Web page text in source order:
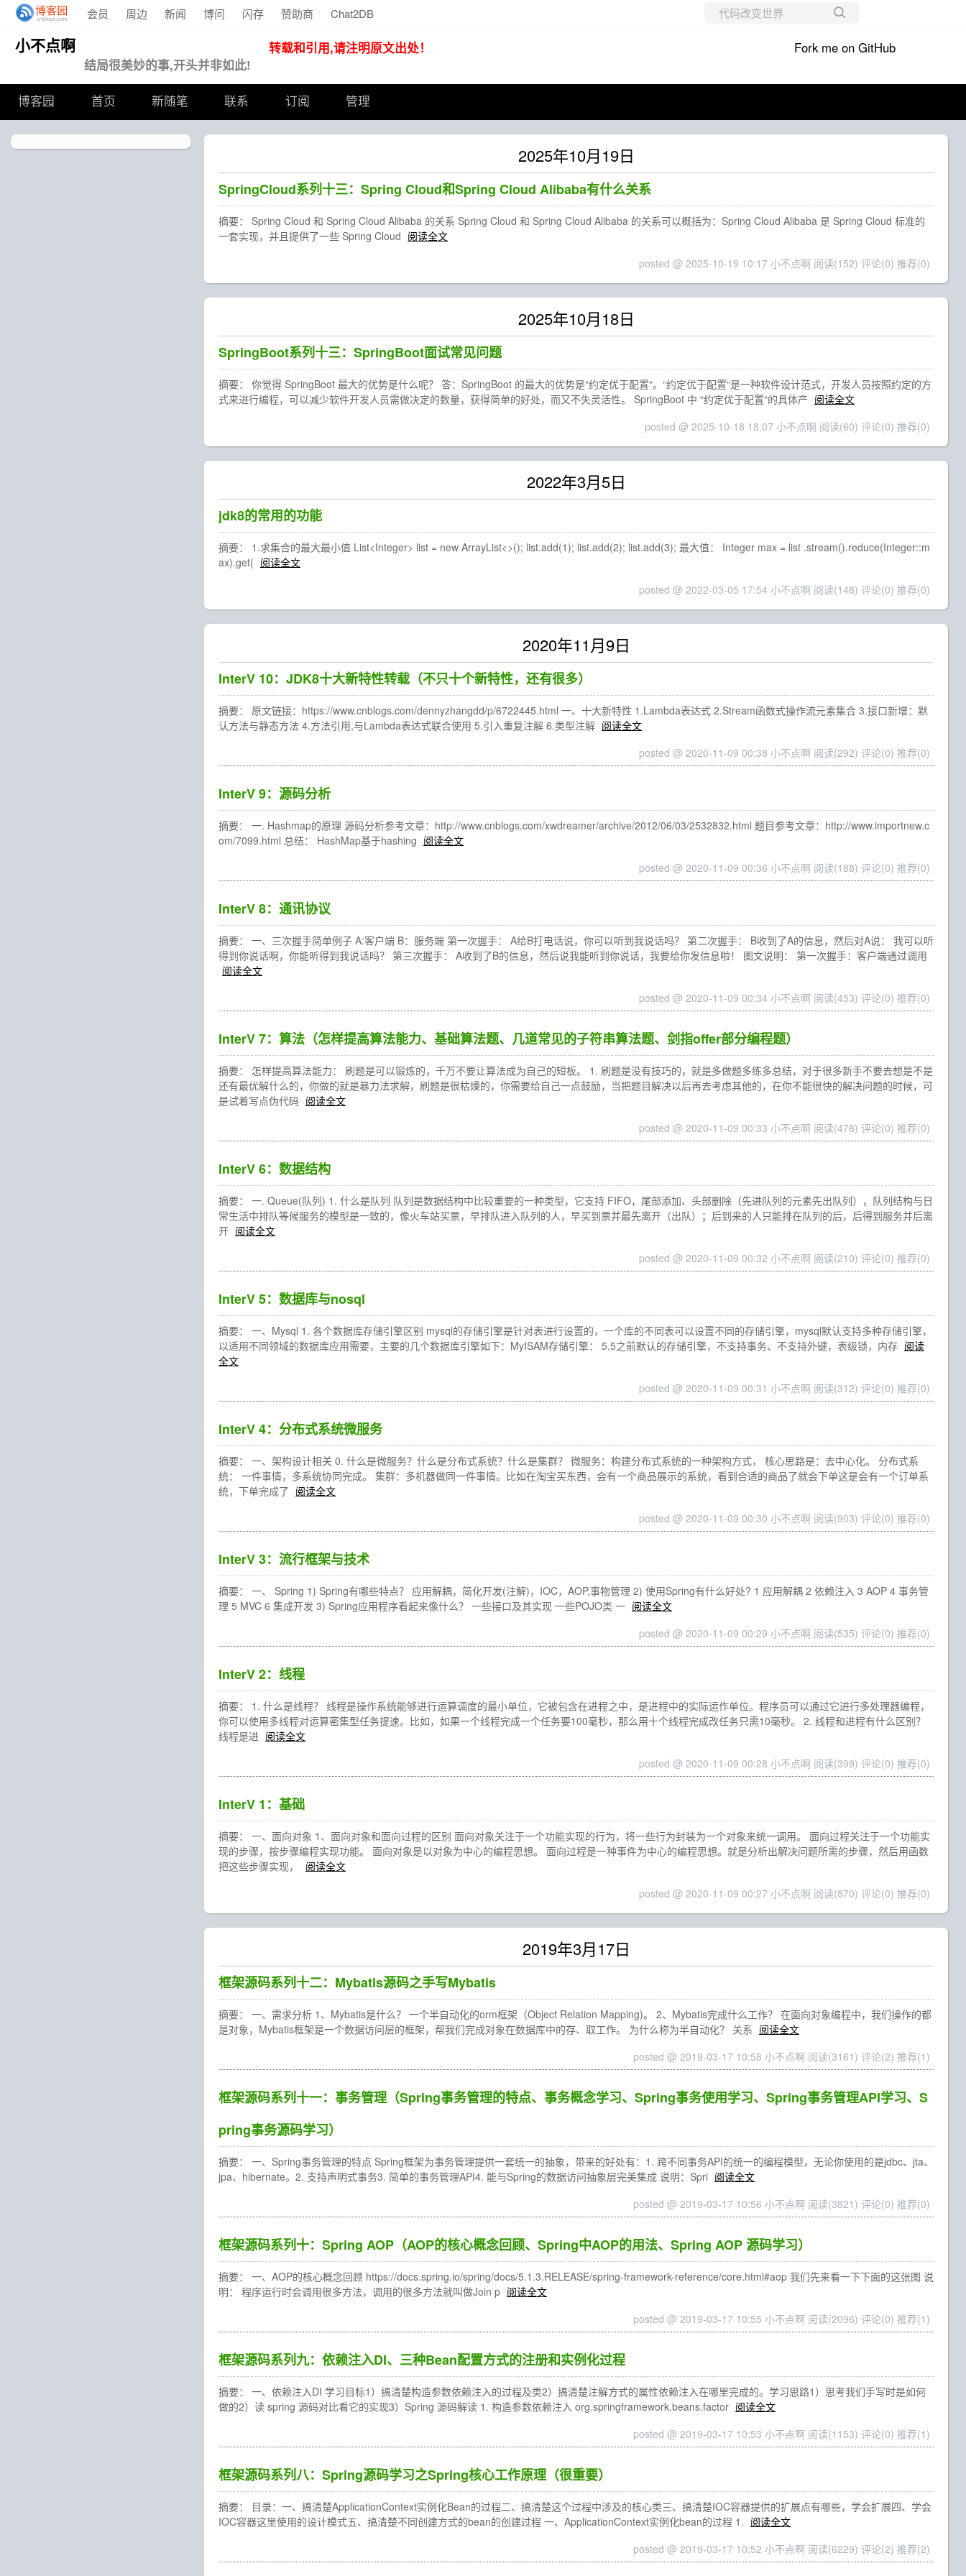
会员 周边 新闻 博问 闪存 赞助商 Chat2DB
转载和引用,请注明原文出处！
Fork me on GitHub
结局很美妙的事,开头并非如此!
小不点啊
博客园 首页 新随笔 联系 订阅 管理
2025年10月19日
SpringCloud系列十三：Spring Cloud和Spring Cloud Alibaba有什么关系
摘要： Spring Cloud 和 Spring Cloud Alibaba 的关系 Spring Cloud 和 Spring Cloud Alibaba 的关系可以概括为：Spring Cloud Alibaba 是 Spring Cloud 标准的
一套实现，并且提供了一些 Spring Cloud 阅读全文
posted @ 2025-10-19 10:17 小不点啊 阅读(152) 评论(0) 推荐(0)
2025年10月18日
SpringBoot系列十三：SpringBoot面试常见问题
摘要： 你觉得 SpringBoot 最大的优势是什么呢？ 答：SpringBoot 的最大的优势是“约定优于配置“。“约定优于配置“是一种软件设计范式，开发人员按照约定的方
式来进行编程，可以减少软件开发人员需做决定的数量，获得简单的好处，而又不失灵活性。 SpringBoot 中 “约定优于配置“的具体产 阅读全文
posted @ 2025-10-18 18:07 小不点啊 阅读(60) 评论(0) 推荐(0)
2022年3月5日
jdk8的常用的功能
摘要： 1.求集合的最大最小值 List<Integer> list = new ArrayList<>(); list.add(1); list.add(2); list.add(3); 最大值： Integer max = list .stream().reduce(Integer::m
ax).get( 阅读全文
posted @ 2022-03-05 17:54 小不点啊 阅读(148) 评论(0) 推荐(0)
2020年11月9日
InterV 10：JDK8十大新特性转载（不只十个新特性，还有很多）
摘要： 原文链接：https://www.cnblogs.com/dennyzhangdd/p/6722445.html 一、十大新特性 1.Lambda表达式 2.Stream函数式操作流元素集合 3.接口新增：默
认方法与静态方法 4.方法引用,与Lambda表达式联合使用 5.引入重复注解 6.类型注解 阅读全文
posted @ 2020-11-09 00:38 小不点啊 阅读(292) 评论(0) 推荐(0)
InterV 9：源码分析
摘要： 一. Hashmap的原理 源码分析参考文章：http://www.cnblogs.com/xwdreamer/archive/2012/06/03/2532832.html 题目参考文章：http://www.importnew.c
om/7099.html 总结： HashMap基于hashing 阅读全文
posted @ 2020-11-09 00:36 小不点啊 阅读(188) 评论(0) 推荐(0)
InterV 8：通讯协议
摘要： 一、三次握手简单例子 A:客户端 B：服务端 第一次握手： A给B打电话说，你可以听到我说话吗？ 第二次握手： B收到了A的信息，然后对A说： 我可以听
得到你说话啊，你能听得到我说话吗？ 第三次握手： A收到了B的信息，然后说我能听到你说话，我要给你发信息啦！ 图文说明： 第一次握手：客户端通过调用
阅读全文
posted @ 2020-11-09 00:34 小不点啊 阅读(453) 评论(0) 推荐(0)
InterV 7：算法（怎样提高算法能力、基础算法题、几道常见的子符串算法题、剑指offer部分编程题）
摘要： 怎样提高算法能力： 刷题是可以锻炼的，千万不要让算法成为自己的短板。 1. 刷题是没有技巧的，就是多做题多练多总结，对于很多新手不要去想是不是
还有最优解什么的，你做的就是暴力法求解，刷题是很枯燥的，你需要给自己一点鼓励，当把题目解决以后再去考虑其他的，在你不能很快的解决问题的时候，可
是试着写点伪代码 阅读全文
posted @ 2020-11-09 00:33 小不点啊 阅读(478) 评论(0) 推荐(0)
InterV 6：数据结构
摘要： 一. Queue(队列) 1. 什么是队列 队列是数据结构中比较重要的一种类型，它支持 FIFO，尾部添加、头部删除（先进队列的元素先出队列），队列结构与日
常生活中排队等候服务的模型是一致的，像火车站买票，早排队进入队列的人，早买到票并最先离开（出队）；后到来的人只能排在队列的后，后得到服务并后离
开 阅读全文
posted @ 2020-11-09 00:32 小不点啊 阅读(210) 评论(0) 推荐(0)
InterV 5：数据库与nosql
摘要： 一、Mysql 1. 各个数据库存储引擎区别 mysql的存储引擎是针对表进行设置的，一个库的不同表可以设置不同的存储引擎，mysql默认支持多种存储引擎，
以适用不同领域的数据库应用需要，主要的几个数据库引擎如下：MyISAM存储引擎： 5.5之前默认的存储引擎，不支持事务、不支持外键，表级锁，内存 阅读
全文
posted @ 2020-11-09 00:31 小不点啊 阅读(312) 评论(0) 推荐(0)
InterV 4：分布式系统微服务
摘要： 一、架构设计相关 0. 什么是微服务？什么是分布式系统？什么是集群？ 微服务：构建分布式系统的一种架构方式， 核心思路是：去中心化。 分布式系
统： 一件事情，多系统协同完成。 集群：多机器做同一件事情。比如在淘宝买东西，会有一个商品展示的系统，看到合适的商品了就会下单这是会有一个订单系
统，下单完成了 阅读全文
posted @ 2020-11-09 00:30 小不点啊 阅读(903) 评论(0) 推荐(0)
InterV 3：流行框架与技术
摘要： 一、 Spring 1) Spring有哪些特点？ 应用解耦，简化开发(注解)，IOC，AOP,事物管理 2) 使用Spring有什么好处? 1 应用解耦 2 依赖注入 3 AOP 4 事务管
理 5 MVC 6 集成开发 3) Spring应用程序看起来像什么？ 一些接口及其实现 一些POJO类 一 阅读全文
posted @ 2020-11-09 00:29 小不点啊 阅读(535) 评论(0) 推荐(0)
InterV 2：线程
摘要： 1. 什么是线程？ 线程是操作系统能够进行运算调度的最小单位，它被包含在进程之中，是进程中的实际运作单位。程序员可以通过它进行多处理器编程，
你可以使用多线程对运算密集型任务提速。比如，如果一个线程完成一个任务要100毫秒，那么用十个线程完成改任务只需10毫秒。 2. 线程和进程有什么区别？
线程是进 阅读全文
posted @ 2020-11-09 00:28 小不点啊 阅读(399) 评论(0) 推荐(0)
InterV 1：基础
摘要： 一、面向对象 1、面向对象和面向过程的区别 面向对象关注于一个功能实现的行为，将一些行为封装为一个对象来统一调用。 面向过程关注于一个功能实
现的步骤，按步骤编程实现功能。 面向对象是以对象为中心的编程思想。 面向过程是一种事件为中心的编程思想。就是分析出解决问题所需的步骤，然后用函数
把这些步骤实现，
阅读全文
posted @ 2020-11-09 00:27 小不点啊 阅读(870) 评论(0) 推荐(0)
2019年3月17日
框架源码系列十二：Mybatis源码之手写Mybatis
摘要： 一、需求分析 1、Mybatis是什么？ 一个半自动化的orm框架（Object Relation Mapping)。 2、Mybatis完成什么工作？ 在面向对象编程中，我们操作的都
是对象，Mybatis框架是一个数据访问层的框架，帮我们完成对象在数据库中的存、取工作。 为什么称为半自动化？ 关系 阅读全文
posted @ 2019-03-17 10:58 小不点啊 阅读(3161) 评论(2) 推荐(1)
框架源码系列十一：事务管理（Spring事务管理的特点、事务概念学习、Spring事务使用学习、Spring事务管理API学习、S
pring事务源码学习）
摘要： 一、Spring事务管理的特点 Spring框架为事务管理提供一套统一的抽象，带来的好处有：1. 跨不同事务API的统一的编程模型，无论你使用的是jdbc、jta、
jpa、hibernate。2. 支持声明式事务3. 简单的事务管理API4. 能与Spring的数据访问抽象层完美集成 说明：Spri 阅读全文
posted @ 2019-03-17 10:56 小不点啊 阅读(3821) 评论(0) 推荐(0)
框架源码系列十：Spring AOP（AOP的核心概念回顾、Spring中AOP的用法、Spring AOP 源码学习）
摘要： 一、AOP的核心概念回顾 https://docs.spring.io/spring/docs/5.1.3.RELEASE/spring-framework-reference/core.html#aop 我们先来看一下下面的这张图 说
明： 程序运行时会调用很多方法，调用的很多方法就叫做Join p 阅读全文
posted @ 2019-03-17 10:55 小不点啊 阅读(2096) 评论(0) 推荐(1)
框架源码系列九：依赖注入DI、三种Bean配置方式的注册和实例化过程
摘要： 一、依赖注入DI 学习目标1）搞清楚构造参数依赖注入的过程及类2）搞清楚注解方式的属性依赖注入在哪里完成的。学习思路1）思考我们手写时是如何
做的2）读 spring 源码对比看它的实现3）Spring 源码解读 1. 构造参数依赖注入 org.springframework.beans.factor 阅读全文
posted @ 2019-03-17 10:53 小不点啊 阅读(1153) 评论(0) 推荐(1)
框架源码系列八：Spring源码学习之Spring核心工作原理（很重要）
摘要： 目录：一、搞清楚ApplicationContext实例化Bean的过程二、搞清楚这个过程中涉及的核心类三、搞清楚IOC容器提供的扩展点有哪些，学会扩展四、学会
IOC容器这里使用的设计模式五、搞清楚不同创建方式的bean的创建过程 一、ApplicationContext实例化bean的过程 1. 阅读全文
posted @ 2019-03-17 10:52 小不点啊 阅读(6229) 评论(2) 推荐(2)